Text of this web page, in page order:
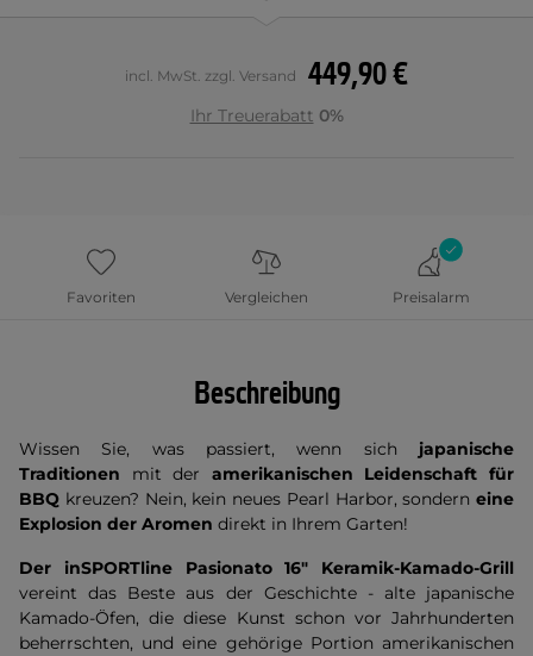
449,90 €
incl. MwSt. zzgl. Versand
Ihr Treuerabatt 0%
Favoriten Vergleichen Preisalarm
Beschreibung
Wissen Sie, was passiert, wenn sich japanische
Traditionen mit der amerikanischen Leidenschaft für
BBQ kreuzen? Nein, kein neues Pearl Harbor, sondern eine
Explosion der Aromen direkt in Ihrem Garten!
Der inSPORTline Pasionato 16" Keramik-Kamado-Grill
vereint das Beste aus der Geschichte - alte japanische
Kamado-Öfen, die diese Kunst schon vor Jahrhunderten
beherrschten, und eine gehörige Portion amerikanischen